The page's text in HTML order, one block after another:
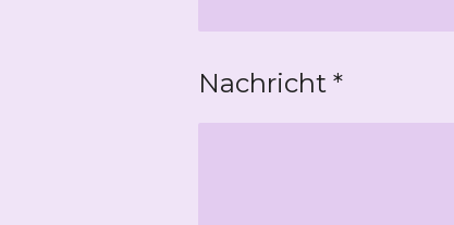
Nachricht *